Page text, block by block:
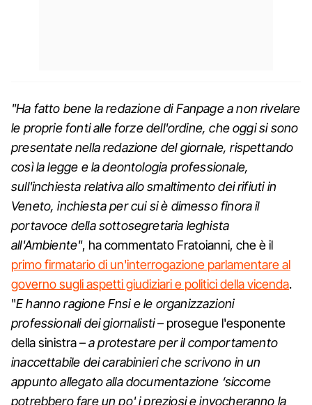
"Ha fatto bene la redazione di Fanpage a non rivelare
le proprie fonti alle forze dell'ordine, che oggi si sono
presentate nella redazione del giornale, rispettando
così la legge e la deontologia professionale,
sull'inchiesta relativa allo smaltimento dei rifiuti in
Veneto, inchiesta per cui si è dimesso finora il
portavoce della sottosegretaria leghista
all'Ambiente", ha commentato Fratoianni, che è il
primo firmatario di un'interrogazione parlamentare al
governo sugli aspetti giudiziari e politici della vicenda.
"E hanno ragione Fnsi e le organizzazioni
professionali dei giornalisti– prosegue l'esponente
della sinistra –a protestare per il comportamento
inaccettabile dei carabinieri che scrivono in un
appunto allegato alla documentazione ‘siccome
potrebbero fare un po' i preziosi e invocheranno la